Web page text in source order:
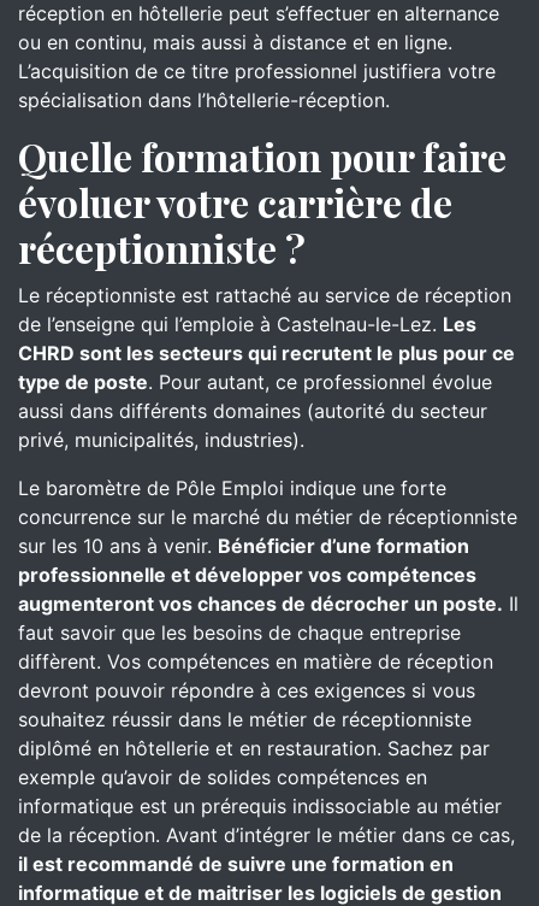
réception en hôtellerie peut s’effectuer en alternance
ou en continu, mais aussi à distance et en ligne.
L’acquisition de ce titre professionnel justifiera votre
spécialisation dans l’hôtellerie-réception.
Quelle formation pour faire
évoluer votre carrière de
réceptionniste ?
Le réceptionniste est rattaché au service de réception
de l’enseigne qui l’emploie à Castelnau-le-Lez. Les
CHRD sont les secteurs qui recrutent le plus pour ce
type de poste. Pour autant, ce professionnel évolue
aussi dans différents domaines (autorité du secteur
privé, municipalités, industries).
Le baromètre de Pôle Emploi indique une forte
concurrence sur le marché du métier de réceptionniste
sur les 10 ans à venir. Bénéficier d’une formation
professionnelle et développer vos compétences
augmenteront vos chances de décrocher un poste. Il
faut savoir que les besoins de chaque entreprise
diffèrent. Vos compétences en matière de réception
devront pouvoir répondre à ces exigences si vous
souhaitez réussir dans le métier de réceptionniste
diplômé en hôtellerie et en restauration. Sachez par
exemple qu’avoir de solides compétences en
informatique est un prérequis indissociable au métier
de la réception. Avant d’intégrer le métier dans ce cas,
il est recommandé de suivre une formation en
informatique et de maitriser les logiciels de gestion